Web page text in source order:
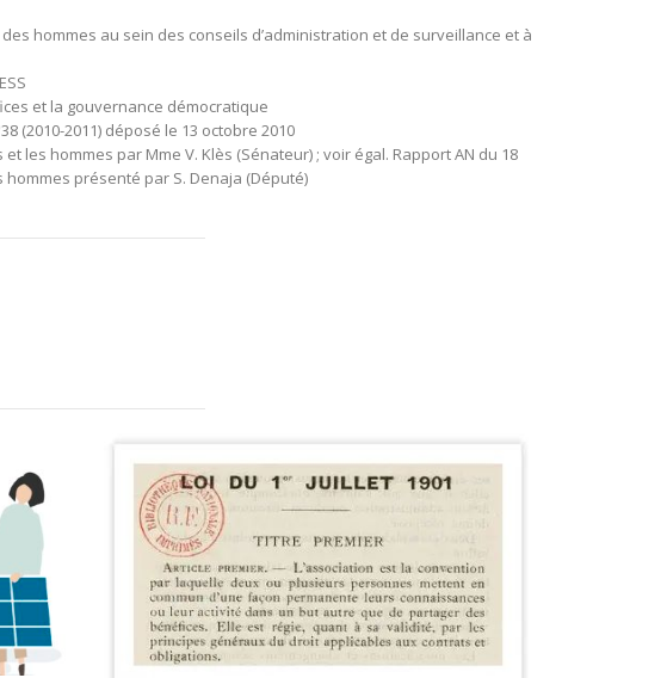
hommes au sein des conseils d’administration et de surveillance et à
et la gouvernance démocratique
(2010-2011) déposé le 13 octobre 2010
les hommes par Mme V. Klès (Sénateur) ; voir égal. Rapport AN du 18
présenté par S. Denaja (Député)